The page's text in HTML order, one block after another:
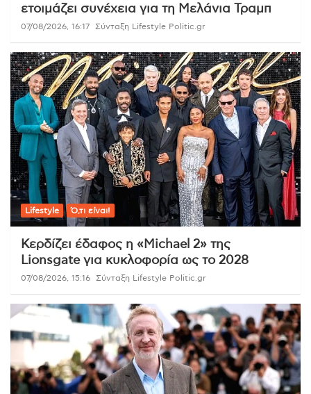
ετοιμάζει συνέχεια για τη Μελάνια Τραμπ
07/08/2026, 16:17 Σύνταξη Lifestyle Politic.gr
Lifestyle Ό,τι είναι!
Κερδίζει έδαφος η «Michael 2» της
Lionsgate για κυκλοφορία ως το 2028
07/08/2026, 15:16 Σύνταξη Lifestyle Politic.gr